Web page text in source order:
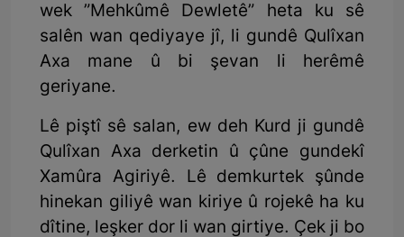
wek ”Mehkûmê Dewletê” heta ku sê
salên wan qediyaye jî, li gundê Qulîxan
Axa mane û bi şevan li herêmê
geriyane.
Lê piştî sê salan, ew deh Kurd ji gundê
Qulîxan Axa derketin û çûne gundekî
Xamûra Agiriyê. Lê demkurtek şûnde
hinekan giliyê wan kiriye û rojekê ha ku
dîtine, leşker dor li wan girtiye. Çek ji bo